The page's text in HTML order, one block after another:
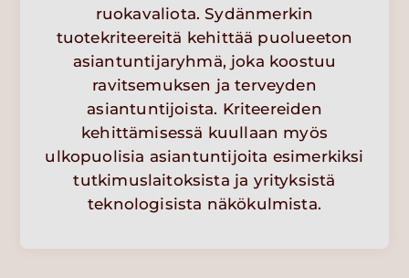
ruokavaliota. Sydänmerkin
tuotekriteereitä kehittää puolueeton
asiantuntijaryhmä, joka koostuu
ravitsemuksen ja terveyden
asiantuntijoista. Kriteereiden
kehittämisessä kuullaan myös
ulkopuolisia asiantuntijoita esimerkiksi
tutkimuslaitoksista ja yrityksistä
teknologisista näkökulmista.